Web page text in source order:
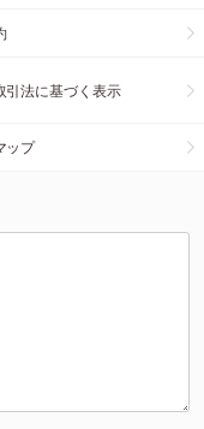
引法に基づく表示
ップ